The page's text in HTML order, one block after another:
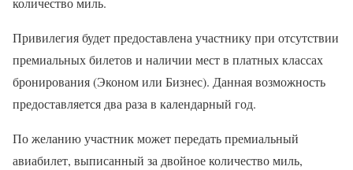
Привилегия будет предоставлена участнику при отсутствии
премиальных билетов и наличии мест в платных классах
бронирования (Эконом или Бизнес). Данная возможность
предоставляется два раза в календарный год.
По желанию участник может передать премиальный
авиабилет, выписанный за двойное количество миль,